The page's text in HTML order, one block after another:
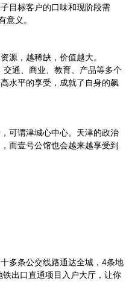
目标客户的口味和现阶段需
意义。
源，越稀缺，价值越大。
交通、商业、教育、产品等多个
水平的享受，成就了自身的飙
可谓津城心中心。天津的政治
而壹号公馆也会越来越享受到
多条公交线路通达全城，4条地
铁出口直通项目入户大厅，让你